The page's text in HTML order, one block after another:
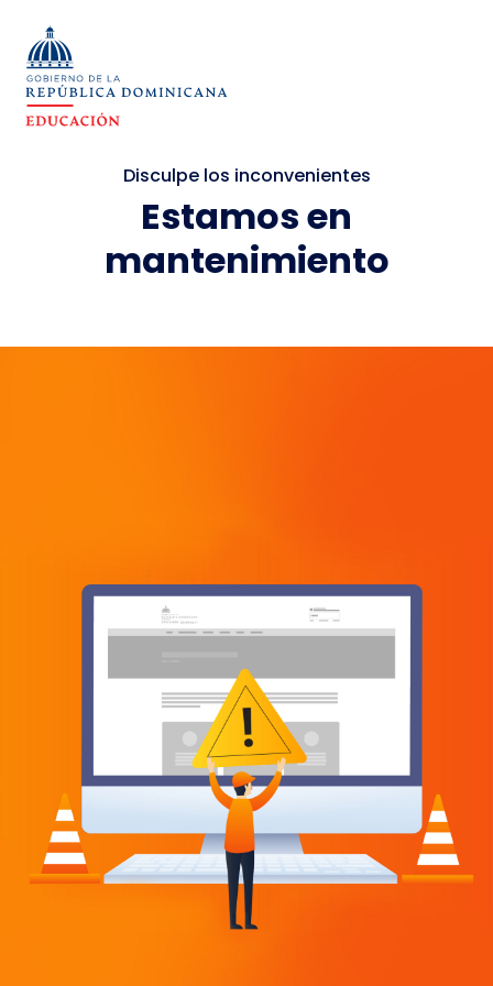
Disculpe los inconvenientes
Estamos en
mantenimiento